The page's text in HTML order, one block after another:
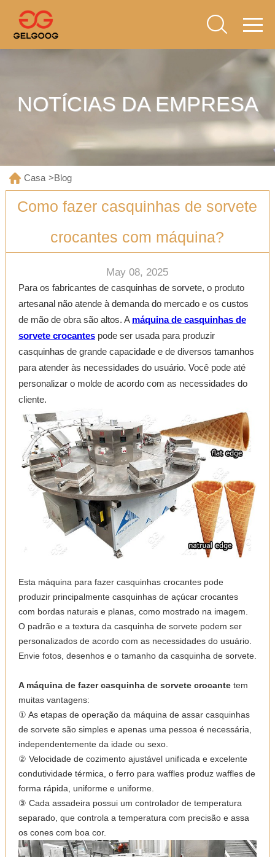
NOTÍCIAS DA EMPRESA
Casa >Blog
Como fazer casquinhas de sorvete
crocantes com máquina?
May 08, 2025
Para os fabricantes de casquinhas de sorvete, o produto
artesanal não atende à demanda do mercado e os custos
de mão de obra são altos. A máquina de casquinhas de
sorvete crocantespode ser usada para produzir
casquinhas de grande capacidade e de diversos tamanhos
para atender às necessidades do usuário. Você pode até
personalizar o molde de acordo com as necessidades do
cliente.
Esta máquina para fazer casquinhas crocantes pode
produzir principalmente casquinhas de açúcar crocantes
com bordas naturais e planas, como mostrado na imagem.
O padrão e a textura da casquinha de sorvete podem ser
personalizados de acordo com as necessidades do usuário.
Envie fotos, desenhos e o tamanho da casquinha de sorvete.
A máquina de fazer casquinha de sorvete crocantetem
muitas vantagens:
① As etapas de operação da máquina de assar casquinhas
de sorvete são simples e apenas uma pessoa é necessária,
independentemente da idade ou sexo.
② Velocidade de cozimento ajustável unificada e excelente
condutividade térmica, o ferro para waffles produz waffles de
forma rápida, uniforme e uniforme.
③ Cada assadeira possui um controlador de temperatura
separado, que controla a temperatura com precisão e assa
os cones com boa cor.